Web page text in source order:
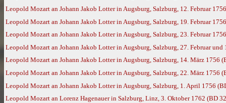
Leopold Mozart an Johann Jakob Lotter in Augsburg, Salzburg, 12. Februar
Leopold Mozart an Johann Jakob Lotter in Augsburg, Salzburg, 19. Februar
Leopold Mozart an Johann Jakob Lotter in Augsburg, Salzburg, 23. Februar
Leopold Mozart an Johann Jakob Lotter in Augsburg, Salzburg, 27. Februar und
Leopold Mozart an Johann Jakob Lotter in Augsburg, Salzburg, 14. März 1756
Leopold Mozart an Johann Jakob Lotter in Augsburg, Salzburg, 22. März 1756
Leopold Mozart an Johann Jakob Lotter in Augsburg, Salzburg, 1. April 1756
Leopold Mozart an Lorenz Hagenauer in Salzburg, Linz, 3. Oktober 1762 (BD